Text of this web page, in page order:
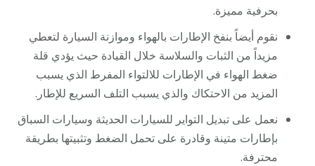
بحرفية مميزة.
نقوم أيضاً بنفخ الإطارات بالهواء وموازنة السيارة لتعطي
مزيداً من الثبات والسلاسة خلال القيادة حيث يؤدي قلة
ضغط الهواء في الإطارات للالتواء المفرط الذي يسبب
المزيد من الاحتكاك والذي يسبب التلف السريع للإطار.
نعمل على تبديل التواير للسيارات الحديثة وسيارات السباق
بإطارات متينة وقادرة على تحمل الضغط وتثبيتها بطريقة
محترفة.